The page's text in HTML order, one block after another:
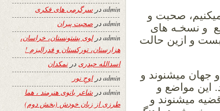
صحبت و
و نسخـه های
و ازین حالت
جهان میشنوند و
این مواضع و
میشنوند و
admin در سرگرمی های فکری
admin در صحبت پیران
adminدرلوی پشتونستان، خراسان،
هزارستان، تورکستان و فدرالیزم !
اسدالله حیدری درنمکدان
adminدراوجِ نور
adminدر شاعر بانوی هنرمند ، هما
طرزی از زبان خودش (بخش دوم)